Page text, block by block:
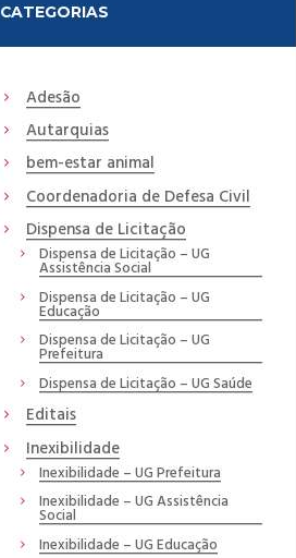
CATEGORIAS
Adesão
Autarquias
bem-estar animal
Coordenadoria de Defesa Civil
Dispensa de Licitação
Dispensa de Licitação – UG
Assistência Social
Dispensa de Licitação – UG
Educação
Dispensa de Licitação – UG
Prefeitura
Dispensa de Licitação – UG Saúde
Editais
Inexibilidade
Inexibilidade – UG Prefeitura
Inexibilidade – UG Assistência
Social
Inexibilidade – UG Educação